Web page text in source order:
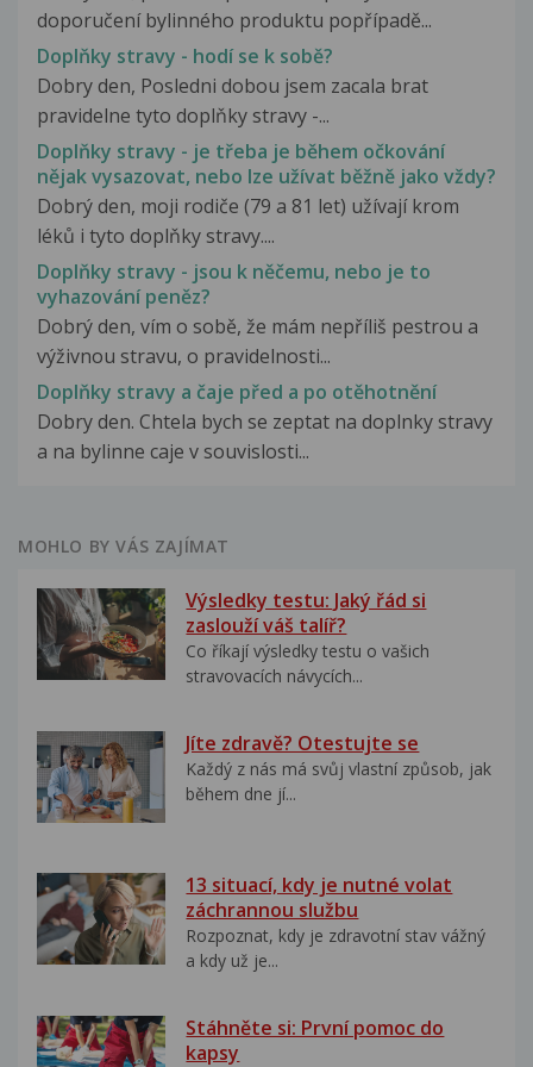
doporučení bylinného produktu popřípadě...
Doplňky stravy - hodí se k sobě?
Dobry den, Posledni dobou jsem zacala brat
pravidelne tyto doplňky stravy -...
Doplňky stravy - je třeba je během očkování
nějak vysazovat, nebo lze užívat běžně jako vždy?
Dobrý den, moji rodiče (79 a 81 let) užívají krom
léků i tyto doplňky stravy....
Doplňky stravy - jsou k něčemu, nebo je to
vyhazování peněz?
Dobrý den, vím o sobě, že mám nepříliš pestrou a
výživnou stravu, o pravidelnosti...
Doplňky stravy a čaje před a po otěhotnění
Dobry den. Chtela bych se zeptat na doplnky stravy
a na bylinne caje v souvislosti...
MOHLO BY VÁS ZAJÍMAT
Výsledky testu: Jaký řád si
zaslouží váš talíř?
Co říkají výsledky testu o vašich
stravovacích návycích...
Jíte zdravě? Otestujte se
Každý z nás má svůj vlastní způsob, jak
během dne jí...
13 situací, kdy je nutné volat
záchrannou službu
Rozpoznat, kdy je zdravotní stav vážný
a kdy už je...
Stáhněte si: První pomoc do
kapsy